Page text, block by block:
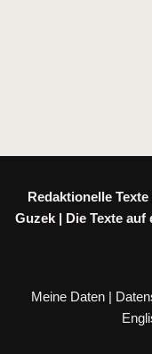
Redaktionelle
Guzek | Die Texte
Meine Daten |